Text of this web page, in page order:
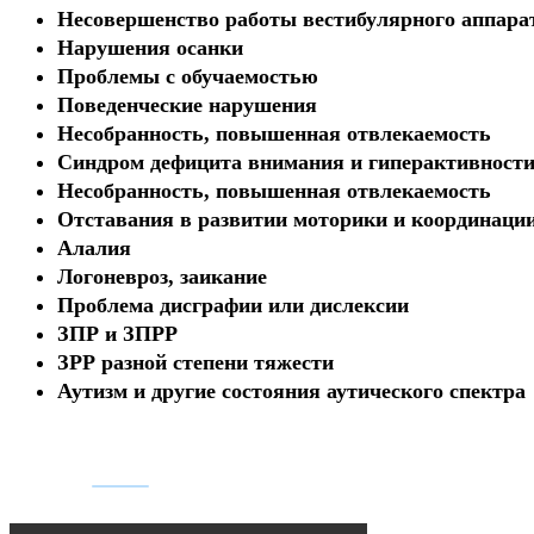
Несовершенство работы вестибулярного
Нарушения осанки
Проблемы с обучаемостью
Поведенческие нарушения
Несобранность, повышенная отвлекаемость
Синдром дефицита внимания и гиперактивности
Несобранность, повышенная отвлекаемость
Отставания в развитии моторики и
Алалия
Логоневроз, заикание
Проблема дисграфии или дислексии
ЗПР и ЗПРР
ЗРР разной степени тяжести
Аутизм и другие состояния аутического спектра